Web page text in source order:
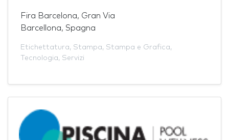
Fira Barcelona, Gran Via
Barcellona, Spagna
Etichettatura, Stampa, Stampa e Grafica,
Tecnologia, Servizi